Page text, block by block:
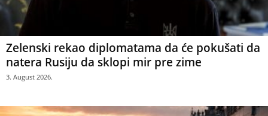
Zelenski rekao diplomatama da će pokušati da
natera Rusiju da sklopi mir pre zime
3. August 2026.